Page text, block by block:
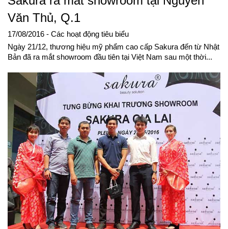
Văn Thủ, Q.1
17/08/2016 - Các hoạt động tiêu biểu
Ngày 21/12, thương hiệu mỹ phẩm cao cấp Sakura đến từ Nhật
Bản đã ra mắt showroom đầu tiên tại Việt Nam sau một thời...